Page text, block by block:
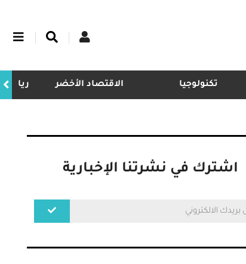
تكنولوجيا الاقتصاد الأخضر ريادة
اشترك في نشرتنا الإخبارية